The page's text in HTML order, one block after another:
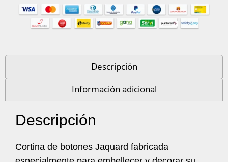
Descripción
Información adicional
Descripción
Cortina de botones Jaquard fabricada